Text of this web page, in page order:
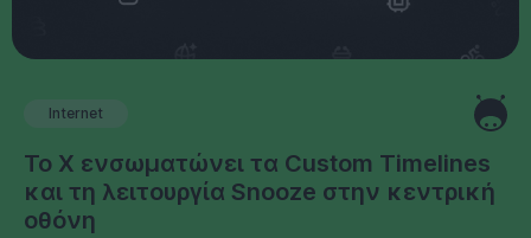
Internet
Το X ενσωματώνει τα Custom Timelines
και τη λειτουργία Snooze στην κεντρική
οθόνη